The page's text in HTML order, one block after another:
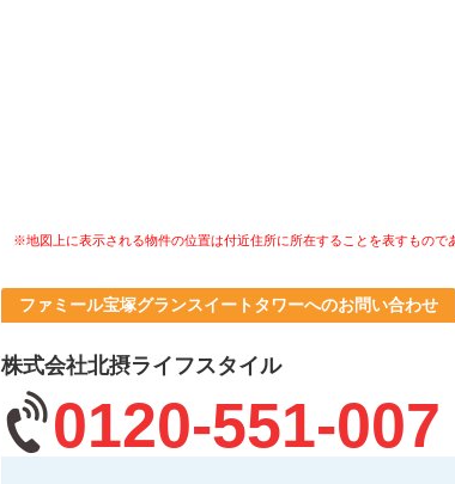
※地図上に表示される物件の位置は付近住所に所在することを表すもので
ファミール宝塚グランスイートタワーへのお問い合わせ
株式会社北摂ライフスタイル
0120-551-007